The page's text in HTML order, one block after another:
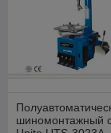
шиномонтажный